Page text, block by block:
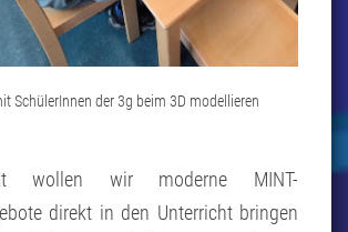
SchülerInnen der 3g beim 3D modellieren
wollen wir moderne MINT-
direkt in den Unterricht bringen